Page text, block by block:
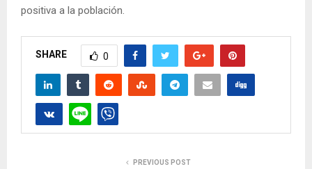
positiva a la población.
SHARE 0
PREVIOUS POST